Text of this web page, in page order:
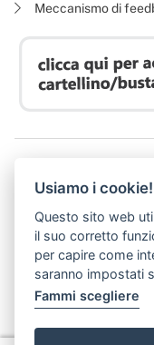
Meccanismo di
P. I.
(abilitato alla
Usiamo i cookie!
Questo sito web
il suo corretto
per capire come
saranno impostati
Fammi scegliere